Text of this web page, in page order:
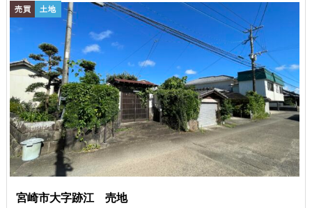
売買 土地
宮崎市大字跡江 売地